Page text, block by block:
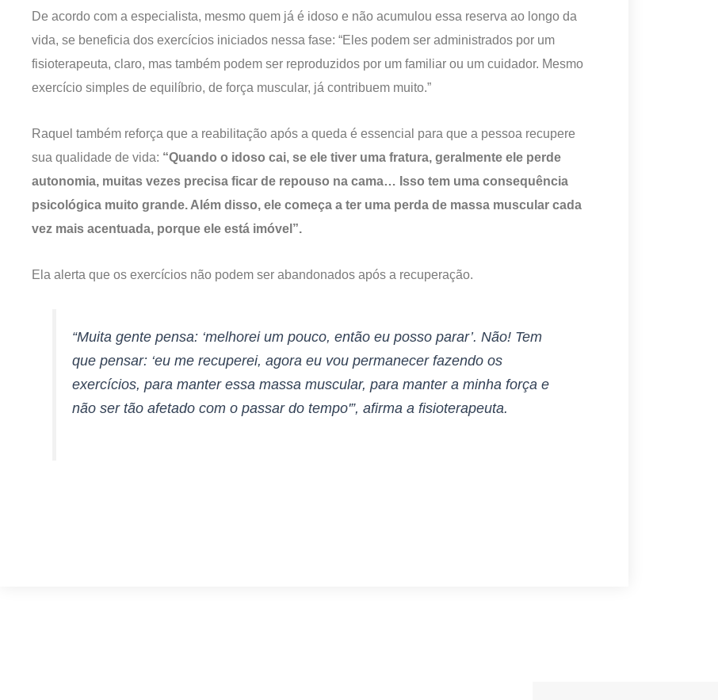
De acordo com a especialista, mesmo quem já é idoso e não acumulou essa reserva ao longo da
vida, se beneficia dos exercícios iniciados nessa fase: “Eles podem ser administrados por um
fisioterapeuta, claro, mas também podem ser reproduzidos por um familiar ou um cuidador. Mesmo
exercício simples de equilíbrio, de força muscular, já contribuem muito.”
Raquel também reforça que a reabilitação após a queda é essencial para que a pessoa recupere
sua qualidade de vida: “Quando o idoso cai, se ele tiver uma fratura, geralmente ele perde
autonomia, muitas vezes precisa ficar de repouso na cama… Isso tem uma consequência
psicológica muito grande. Além disso, ele começa a ter uma perda de massa muscular cada
vez mais acentuada, porque ele está imóvel”.
Ela alerta que os exercícios não podem ser abandonados após a recuperação.
“Muita gente pensa: ‘melhorei um pouco, então eu posso parar’. Não! Tem
que pensar: ‘eu me recuperei, agora eu vou permanecer fazendo os
exercícios, para manter essa massa muscular, para manter a minha força e
não ser tão afetado com o passar do tempo'”, afirma a fisioterapeuta.